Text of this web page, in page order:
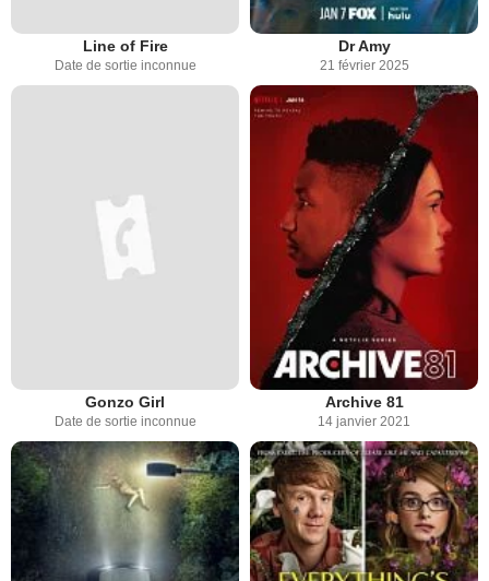
Line of Fire
Date de sortie inconnue
Dr Amy
21 février 2025
Gonzo Girl
Date de sortie inconnue
Archive 81
14 janvier 2021